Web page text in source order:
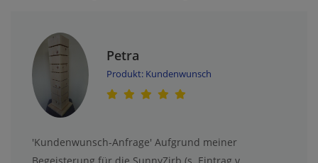
Petra
Produkt: Kundenwunsch
'Kundenwunsch-Anfrage' Aufgrund meiner
Begeisterung für die SunnyZirb (s. Eintrag v.